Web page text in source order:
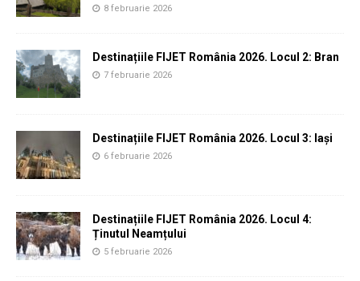
8 februarie 2026
Destinațiile FIJET România 2026. Locul 2: Bran
7 februarie 2026
Destinațiile FIJET România 2026. Locul 3: Iași
6 februarie 2026
Destinațiile FIJET România 2026. Locul 4:
Ținutul Neamțului
5 februarie 2026